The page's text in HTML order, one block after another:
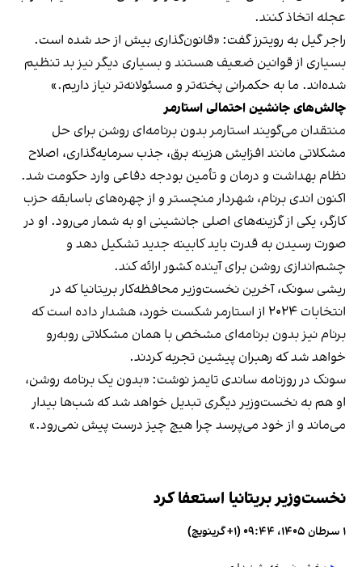
عجله اتخاذ کنند.
راجر گیل به رویترز گفت: «قانون‌گذاری بیش از حد شده است.
بسیاری از قوانین ضعیف هستند و بسیاری دیگر نیز بد تنظیم
شده‌اند. ما به حکمرانی پخته‌تر و مسئولانه‌تر نیاز داریم.»
چالش‌های جانشین احتمالی استارمر
منتقدان می‌گویند استارمر بدون برنامه‌ای روشن برای حل
مشکلاتی مانند افزایش هزینه برق، جذب سرمایه‌گذاری، اصلاح
نظام بهداشت و درمان و تأمین بودجه دفاعی وارد حکومت شد.
اکنون اندی برنام، شهردار منچستر و از چهره‌های باسابقه حزب
کارگر، یکی از گزینه‌های اصلی جانشینی او به شمار می‌رود. او در
صورت رسیدن به قدرت باید کابینه جدید تشکیل دهد و
چشم‌اندازی روشن برای آینده کشور ارائه کند.
ریشی سونک، آخرین نخست‌وزیر محافظه‌کار بریتانیا که در
انتخابات ۲۰۲۴ از استارمر شکست خورد، هشدار داده است که
برنام نیز بدون برنامه‌ای مشخص با همان مشکلاتی روبه‌رو
خواهد شد که رهبران پیشین تجربه کردند.
سونک در روزنامه ساندی تایمز نوشت: «بدون یک برنامه روشن،
او هم به نخست‌وزیر دیگری تبدیل خواهد شد که شب‌ها بیدار
می‌ماند و از خود می‌پرسد چرا هیچ چیز درست پیش نمی‌رود.»
نخست‌وزیر بریتانیا استعفا کرد
۱ سرطان ۱۴۰۵، ۰۹:۴۴ (‎+۱ گرینویچ)